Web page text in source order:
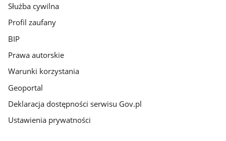
Służba cywilna
Profil zaufany
BIP
Prawa autorskie
Warunki korzystania
Geoportal
Deklaracja dostępności serwisu Gov.pl
Ustawienia prywatności